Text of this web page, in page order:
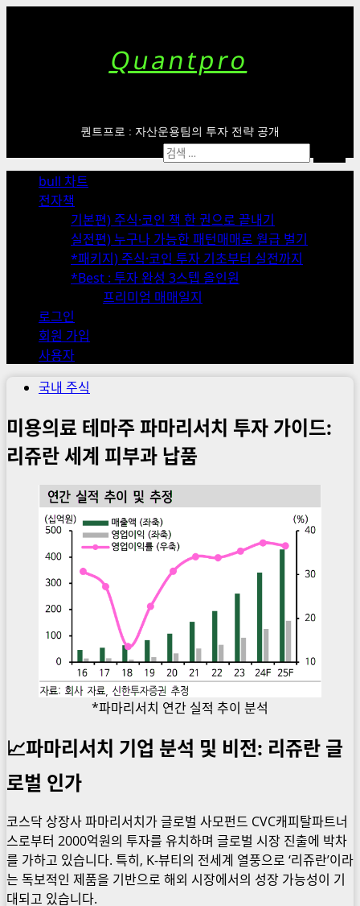
Quantpro
퀀트프로 : 자산운용팀의 투자 전략 공개
Menu
bull 차트
전자책
기본편) 주식·코인 책 한 권으로 끝내기
실전편) 누구나 가능한 패턴매매로 월급 벌기
*패키지) 주식·코인 투자 기초부터 실전까지
*Best : 투자 완성 3스텝 올인원
프리미엄 매매일지
로그인
회원 가입
사용자
검
색:
국내 주식
미용의료 테마주 파마리서치 투자 가이드:
리쥬란 세계 피부과 납품
*파마리서치 연간 실적 추이 분석
📈파마리서치 기업 분석 및 비전: 리쥬란 글
로벌 인가
코스닥 상장사 파마리서치가 글로벌 사모펀드 CVC캐피탈파트너
스로부터 2000억원의 투자를 유치하며 글로벌 시장 진출에 박차
를 가하고 있습니다. 특히, K-뷰티의 전세계 열풍으로 ‘리쥬란’이라
는 독보적인 제품을 기반으로 해외 시장에서의 성장 가능성이 기
대되고 있습니다.